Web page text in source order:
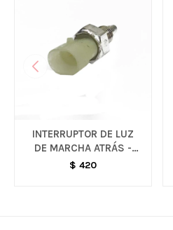
INTERRUPTOR DE LUZ
DE MARCHA ATRÁS -
VARIOS MODELOS
$ 420